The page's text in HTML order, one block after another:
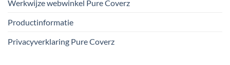
Werkwijze webwinkel Pure Coverz
Productinformatie
Privacyverklaring Pure Coverz